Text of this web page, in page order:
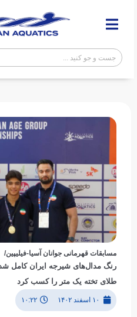
مسابقات قهرمانی جوانان آسیا-فیلیپین/
رنگ مدال‌های شیرجه ایران کامل
طلای تخته یک متر را کسب کرد
۱۰ اسفند ۱۴۰۲ ۱۰:۲۲